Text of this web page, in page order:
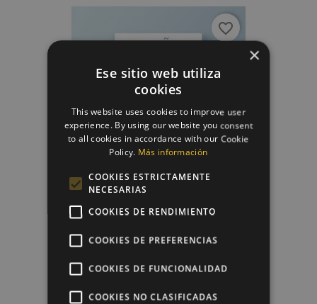
favorite_border
favorite_border
×
Ese sitio web utiliza
cookies
This website uses cookies to improve user
experience. By using our website you consent
to all cookies in accordance with our Cookie
Policy. Más información
COOKIES ESTRICTAMENTE
NECESARIAS
COOKIES DE RENDIMIENTO
COOKIES DE PREFERENCIAS
COOKIES DE FUNCIONALIDAD
COOKIES NO CLASIFICADAS